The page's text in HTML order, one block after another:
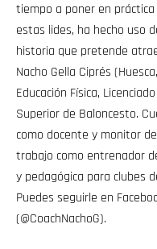
tiempo a poner en
estas lides, ha hecho uso
historia que pretende
Nacho Gella Ciprés
Educación Física,
Superior de Baloncesto.
como docente y monitor
trabajo como entrenador
y pedagógica para clubes
Puedes seguirle en
(@CoachNachoG).